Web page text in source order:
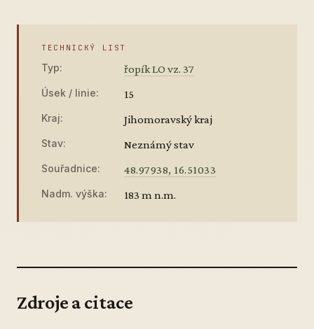
TECHNICKÝ LIST
Typ: řopík LO vz. 37
Úsek / linie: 15
Kraj: Jihomoravský kraj
Stav: Neznámý stav
Souřadnice: 48.97938, 16.51033
Nadm. výška: 183 m n.m.
Zdroje a citace